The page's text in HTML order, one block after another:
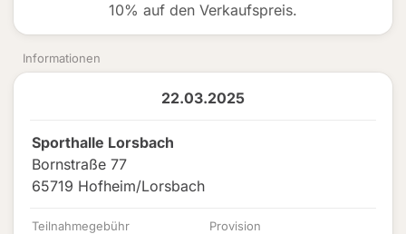
10% auf den Verkaufspreis.
Informationen
22.03.2025
Sporthalle Lorsbach
Bornstraße 77
65719 Hofheim/Lorsbach
Teilnahmegebühr Provision